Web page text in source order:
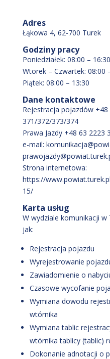
Adres
Łąkowa 4, 62-700 Turek
Godziny pracy
Poniedziałek: 08:00 – 16:30
Wtorek – Czwartek: 08:00
Piątek: 08:00 – 13:30
Dane kontaktowe
Rejestracja pojazdów +48
371/372/373/374
Prawa Jazdy +48 63 2223
e-mail:
Strona internetowa:
https://
15/
Karta usług
W wydziale komunikacji w
jak:
Rejestracja pojazdu
Wyrejestrowanie
Zawiadomienie o
Czasowe wycofanie
Wymiana dowodu
wtórnika
Wymiana tablic
wtórnika tablicy (tablic)
Dokonanie adnotacji o